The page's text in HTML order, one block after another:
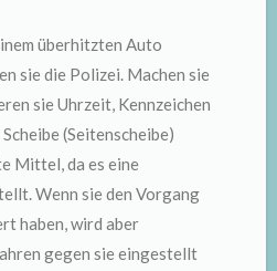
überhitzten Auto
sie die Polizei. Machen sie
sie Uhrzeit, Kennzeichen
(Seitenscheibe)
Mittel, da es eine
Wenn sie den Vorgang
haben, wird aber
gegen sie eingestellt